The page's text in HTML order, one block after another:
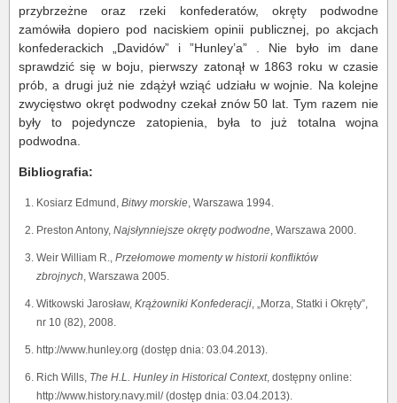
przybrzeżne oraz rzeki konfederatów, okręty podwodne
zamówiła dopiero pod naciskiem opinii publicznej, po akcjach
konfederackich „Davidów” i ”Hunley’a” . Nie było im dane
sprawdzić się w boju, pierwszy zatonął w 1863 roku w czasie
prób, a drugi już nie zdążył wziąć udziału w wojnie. Na kolejne
zwycięstwo okręt podwodny czekał znów 50 lat. Tym razem nie
były to pojedyncze zatopienia, była to już totalna wojna
podwodna.
Bibliografia:
Kosiarz Edmund, Bitwy morskie, Warszawa 1994.
Preston Antony, Najsłynniejsze okręty podwodne, Warszawa 2000.
Weir William R., Przełomowe momenty w historii konfliktów
zbrojnych, Warszawa 2005.
Witkowski Jarosław, Krążowniki Konfederacji, „Morza, Statki i Okręty”,
nr 10 (82), 2008.
http://www.hunley.org (dostęp dnia: 03.04.2013).
Rich Wills, The H.L. Hunley in Historical Context, dostępny online:
http://www.history.navy.mil/ (dostęp dnia: 03.04.2013).